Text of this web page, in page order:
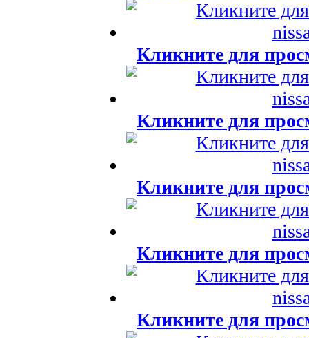
Кликните для
Кликните для
Кликните для
Кликните для
Кликните для